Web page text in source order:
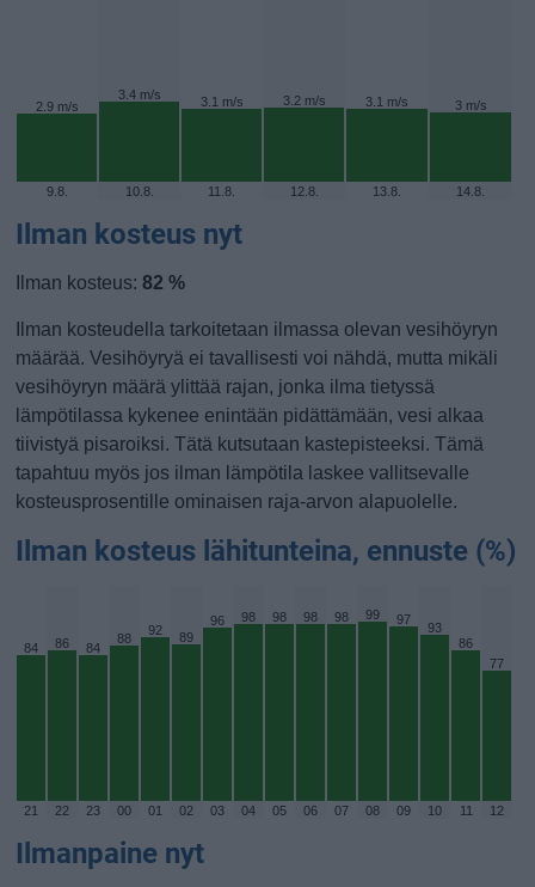
2.9 m/s
3.4 m/s 3.1 m/s 3.2 m/s 3.1 m/s 3 m/s
9.8. 10.8. 11.8. 12.8. 13.8. 14.8.
Ilman kosteus nyt
Ilman kosteus:82 %
Ilman kosteudella tarkoitetaan ilmassa olevan vesihöyryn
määrää. Vesihöyryä ei tavallisesti voi nähdä, mutta mikäli
vesihöyryn määrä ylittää rajan, jonka ilma tietyssä
lämpötilassa kykenee enintään pidättämään, vesi alkaa
tiivistyä pisaroiksi. Tätä kutsutaan kastepisteeksi. Tämä
tapahtuu myös jos ilman lämpötila laskee vallitsevalle
kosteusprosentille ominaisen raja-arvon alapuolelle.
Ilman kosteus lähitunteina, ennuste (%)
84 86 84
88
92 89
96 98 98 98 98 99 97
93
86
77
21 22 23 00 01 02 03 04 05 06 07 08 09 10 11 12
Ilmanpaine nyt